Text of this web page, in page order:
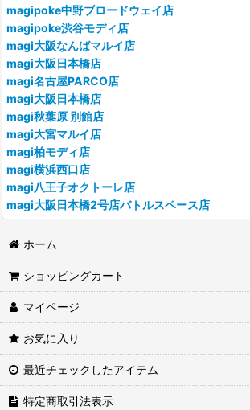
magipoke中野ブロードウェイ店
magipoke渋谷モディ店
magi大阪なんばマルイ店
magi大阪日本橋店
magi名古屋PARCO店
magi大阪日本橋店
magi秋葉原 別館店
magi大宮マルイ店
magi柏モディ店
magi横浜西口店
magi八王子オクトーレ店
magi大阪日本橋2号店バトルスペース店
ホーム
ショッピングカート
マイページ
お気に入り
最近チェックしたアイテム
特定商取引法表示